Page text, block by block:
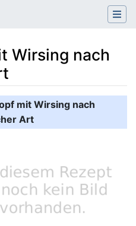
Wirsing nach
mit Wirsing nach
Art